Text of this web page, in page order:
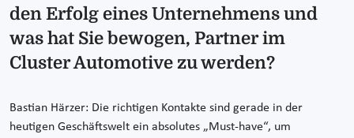
den Erfolg eines Unternehmens und
was hat Sie bewogen, Partner im
Cluster Automotive zu werden?
Bastian Härzer: Die richtigen Kontakte sind gerade in der
heutigen Geschäftswelt ein absolutes „Must-have“, um